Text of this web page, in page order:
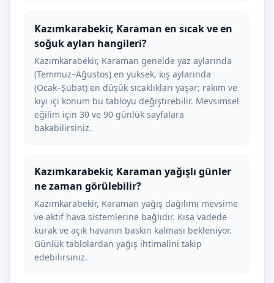
Kazımkarabekir, Karaman en sıcak ve en
soğuk ayları hangileri?
Kazımkarabekir, Karaman genelde yaz aylarında
(Temmuz–Ağustos) en yüksek, kış aylarında
(Ocak–Şubat) en düşük sıcaklıkları yaşar; rakım ve
kıyı içi konum bu tabloyu değiştirebilir. Mevsimsel
eğilim için 30 ve 90 günlük sayfalara
bakabilirsiniz.
Kazımkarabekir, Karaman yağışlı günler
ne zaman görülebilir?
Kazımkarabekir, Karaman yağış dağılımı mevsime
ve aktif hava sistemlerine bağlıdır. Kısa vadede
kurak ve açık havanın baskın kalması bekleniyor.
Günlük tablolardan yağış ihtimalini takip
edebilirsiniz.